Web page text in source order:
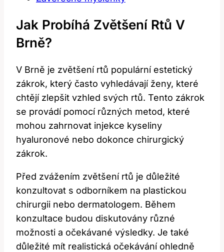
Jak Probíhá Zvětšení ⁤rtů V
Brně?
V Brně je ​zvětšení rtů populární estetický
zákrok, který‌ často vyhledávají ženy, které
chtějí​ zlepšit ⁣vzhled svých ⁢rtů. Tento ⁢zákrok
se provádí pomocí různých metod, které
mohou zahrnovat injekce kyseliny
hyaluronové nebo dokonce chirurgický
zákrok.
Před zvážením ‌zvětšení rtů ⁣je důležité
konzultovat s odborníkem na plastickou​
chirurgii⁢ nebo⁤ dermatologem. Během‌
konzultace budou ​diskutovány různé
možnosti a očekávané výsledky. Je také
důležité‍ mít realistická očekávání ohledně